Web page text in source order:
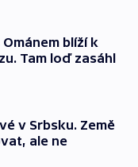
blíží k
Tam loď zasáhl
v Srbsku. Země
ale ne